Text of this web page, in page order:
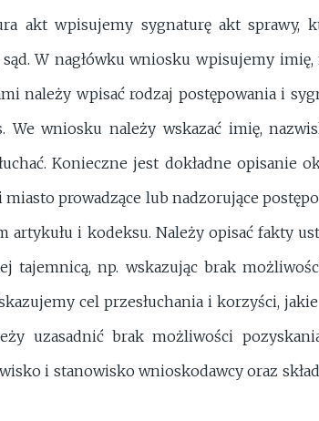
akt wpisujemy sygnaturę akt sprawy,
W nagłówku wniosku wpisujemy
należy wpisać rodzaj postępowania i
We wniosku należy wskazać imię,
Konieczne jest dokładne opisanie
prowadzące lub nadzorujące
i kodeksu. Należy opisać fakty
tajemnicą, np. wskazując brak
cel przesłuchania i korzyści,
uzasadnić brak możliwości
i stanowisko wnioskodawcy oraz